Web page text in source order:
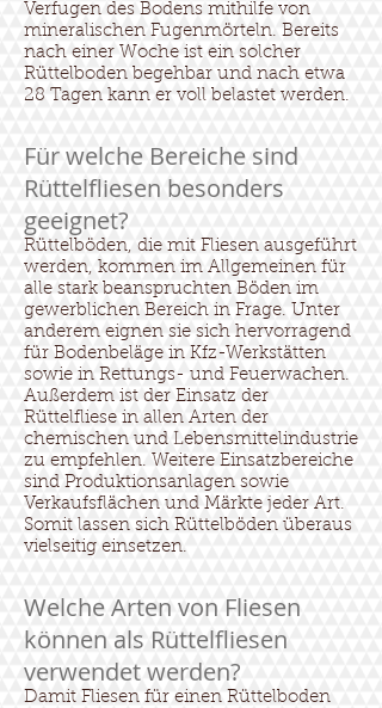
Verfugen des Bodens mithilfe von
mineralischen Fugenmörteln. Bereits
nach einer Woche ist ein solcher
Rüttelboden begehbar und nach etwa
28 Tagen kann er voll belastet werden.
Für welche Bereiche sind
Rüttelfliesen besonders
geeignet?
Rüttelböden, die mit Fliesen ausgeführt
werden, kommen im Allgemeinen für
alle stark beanspruchten Böden im
gewerblichen Bereich in Frage. Unter
anderem eignen sie sich hervorragend
für Bodenbeläge in Kfz-Werkstätten
sowie in Rettungs- und Feuerwachen.
Außerdem ist der Einsatz der
Rüttelfliese in allen Arten der
chemischen und Lebensmittelindustrie
zu empfehlen. Weitere Einsatzbereiche
sind Produktionsanlagen sowie
Verkaufsflächen und Märkte jeder Art.
Somit lassen sich Rüttelböden überaus
vielseitig einsetzen.
Welche Arten von Fliesen
können als Rüttelfliesen
verwendet werden?
Damit Fliesen für einen Rüttelboden